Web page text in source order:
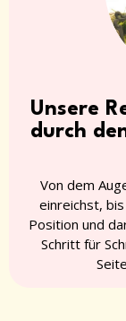
Unsere
durch
Von dem
einreichst,
Position und
Schritt für